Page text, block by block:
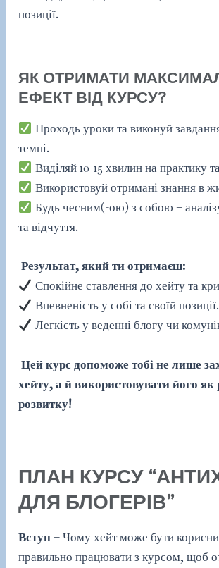
позиції.
ЯК ОТРИМАТИ
ЕФЕКТ ВІД КУРСУ?
Проходь уроки та виконуй
темпі.
Виділяй 10-15 хвилин на практику
Використовуй отримані знання в
Будь чесним(-ою) з собою –
та відчуття.
Результат, який ти отримаєш:
Спокійне ставлення до хейту та
Впевненість у собі та своїй позиції.
Легкість у веденні блогу чи
Цей курс допоможе тобі не лише
хейту, а й використовувати його як
розвитку!
ПЛАН КУРСУ
ДЛЯ БЛОГЕРІВ”
Вступ– Чому хейт може бути
правильно працювати з курсом, щоб